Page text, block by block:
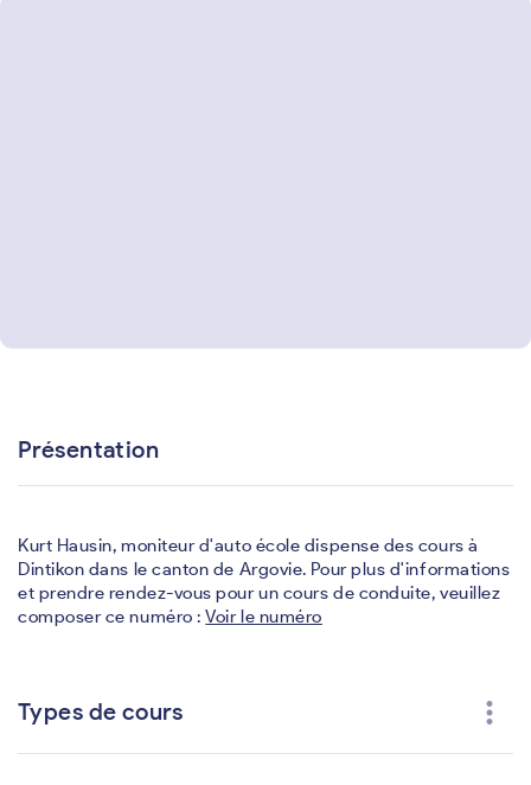
Présentation
Kurt Hausin, moniteur d'auto école dispense des cours à
Dintikon dans le canton de Argovie. Pour plus d'informations
et prendre rendez-vous pour un cours de conduite, veuillez
composer ce numéro :Voir le numéro
Types de cours more_vert